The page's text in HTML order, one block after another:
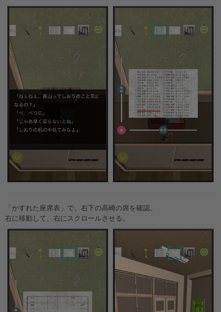
「かすれた座席表」で、右下の高崎の席を確認。
右に移動して、右にスクロールさせる。